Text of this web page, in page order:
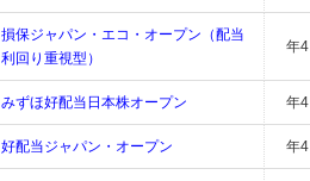
損保ジャパン・エコ・オープン（配当
利回り重視型）
年
みずほ好配当日本株オープン 年
好配当ジャパン・オープン 年